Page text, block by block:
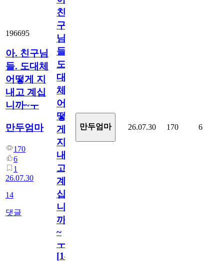
196695
아. 친구님
들. 도대체
어떻게 지
내고 계십
니까~ㅜ
만두엄마
170
6
1
26.07.30
14
댓글
친
구
님
들.
도
대
체
어
떻
게
지
내
고
계
십
니
까
~
ㅜ
[14
만두엄마 26.07.30 170 6